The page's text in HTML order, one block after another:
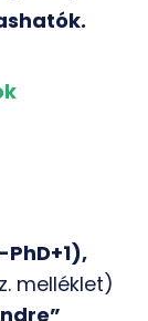
PhD+1),
melléklet)